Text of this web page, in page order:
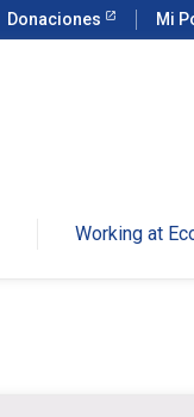
Donaciones Mi
Working at